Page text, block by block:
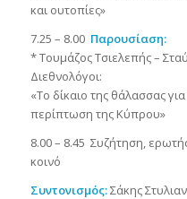
και ουτοπίες»
7.25 – 8.00 Παρουσίαση:
* Τουμάζος Τσιελεπής –
Διεθνολόγοι:
«Το δίκαιο της θάλασσας
περίπτωση της Κύπρου»
8.00 – 8.45 Συζήτηση,
κοινό
Συντονισμός:Σάκης